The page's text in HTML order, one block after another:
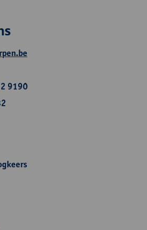
9190